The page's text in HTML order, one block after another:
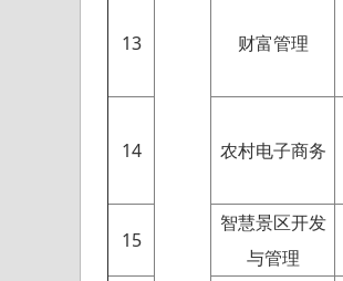
13 财富管理
14 农村电子商务
15
智慧景区开发
与管理